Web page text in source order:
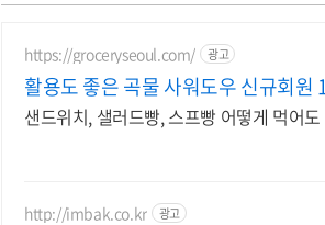
https://groceryseoul.com/ 광고
활용도 좋은 곡물 사워도우 신규회원
샌드위치, 샐러드빵, 스프빵 어떻게 먹어
http://imbak.co.kr 광고